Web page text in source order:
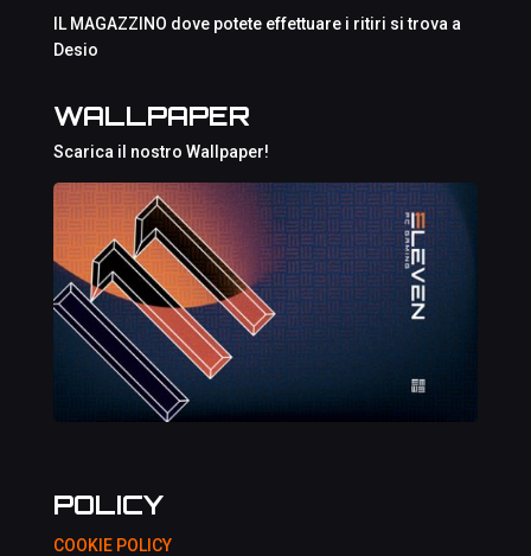
IL MAGAZZINO dove potete effettuare i ritiri si trova a
Desio
WALLPAPER
Scarica il nostro Wallpaper!
POLICY
COOKIE POLICY